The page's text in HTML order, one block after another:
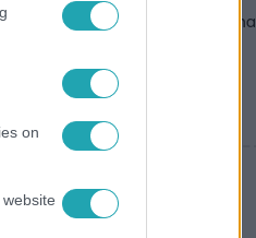
on
a szélsőséges időjárás
miatt.